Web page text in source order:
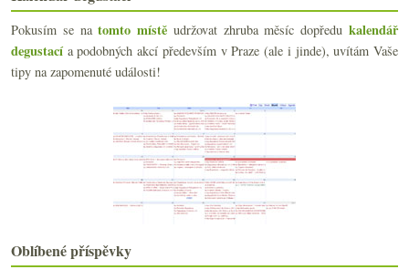
Šumivé naturální Xarel·lo a Pinot od Ráspiho
Starosvětská parádní Viura
Sluníčko ve sklence
Bezva Mencía z Bierza
Admura, osobitá piemontská hračka
Jak boduji vína
►2017(240)
►2016(250)
Pokusím se natomto místě udržovat zhruba měsíc dopředukalendář
degustacía podobných akcí především v Praze (ale i jinde), uvítám Vaše
tipy na zapomenuté události!
Oblíbené příspěvky